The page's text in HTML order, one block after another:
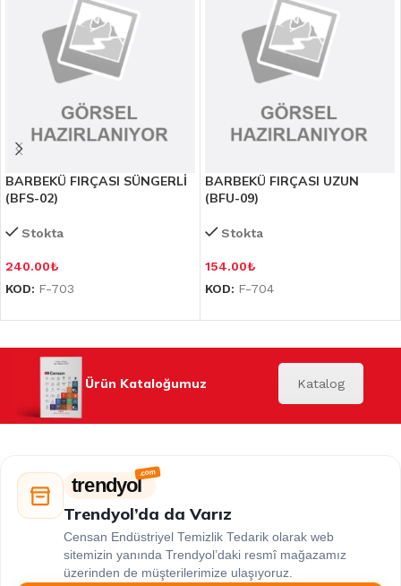
BARBEKÜ FIRÇASI SÜNGERLİ
(BFS-02)
Stokta
240.00₺
KOD: F-703
BARBEKÜ FIRÇASI UZUN
(BFU-09)
Stokta
154.00₺
KOD: F-704
Ürün Kataloğumuz Katalog
trendyol
Trendyol’da da Varız
Censan Endüstriyel Temizlik Tedarik olarak web
sitemizin yanında Trendyol’daki resmî mağazamız
üzerinden de müşterilerimize ulaşıyoruz.